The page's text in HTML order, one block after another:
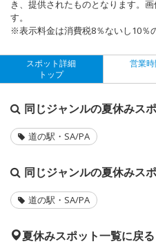
き、提供されたものとなります。
す。
※表示料金は消費税8％ないし10％
スポット詳細
トップ
営業
同じジャンルの夏休みス
道の駅・SA/PA
同じジャンルの夏休みス
道の駅・SA/PA
夏休みスポット一覧に戻る